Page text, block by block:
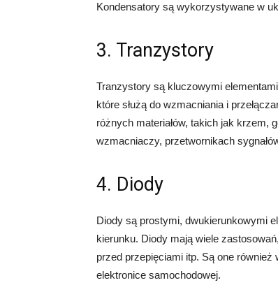
Kondensatory są wykorzystywane w
3. Tranzystory
Tranzystory są kluczowymi
które służą do wzmacniania i
różnych materiałów, takich jak krzem,
wzmacniaczy, przetwornikach
4. Diody
Diody są prostymi, dwukierunkowymi
kierunku. Diody mają wiele
przed przepięciami itp. Są one
elektronice samochodowej.